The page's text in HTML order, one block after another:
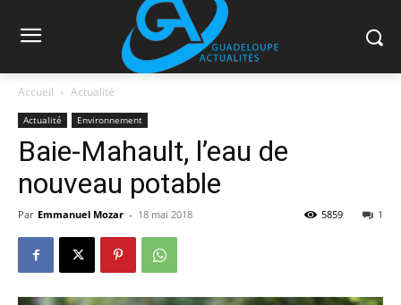
Accueil Actualité
Actualité Environnement
Baie-Mahault, l’eau de
nouveau potable
Par Emmanuel Mozar - 18 mai 2018 1
5859